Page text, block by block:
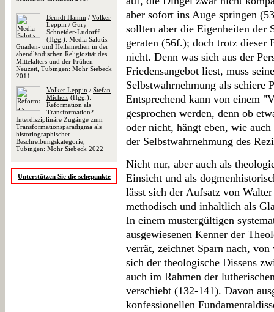
Berndt Hamm / Volker
Leppin / Gury
Schneider-Ludorff
(Hgg.): Media Salutis.
Gnaden- und Heilsmedien in der
abendländischen Religiosität des
Mittelalters und der Frühen
Neuzeit, Tübingen: Mohr Siebeck
2011
Volker Leppin / Stefan
Michels (Hgg.):
Reformation als
Transformation?
Interdisziplinäre Zugänge zum
Transformationsparadigma als
historiographischer
Beschreibungskategorie,
Tübingen: Mohr Siebeck 2022
Unterstützen Sie die sehepunkte
aber sofort ins Auge springen
sollten aber die Eigenheiten der
geraten (56f.); doch trotz dieser
nicht. Denn was sich aus der
Friedensangebot liest, muss
Selbstwahrnehmung als
Entsprechend kann von einem
gesprochen werden, denn ob
oder nicht, hängt eben, wie
der Selbstwahrnehmung des
Nicht nur, aber auch als
Einsicht und als
lässt sich der Aufsatz von
methodisch und inhaltlich als
In einem mustergültigen
ausgewiesenen Kenner der
verrät, zeichnet Sparn nach,
sich der theologische Dissens
auch im Rahmen der
verschiebt (132-141). Davon
konfessionellen